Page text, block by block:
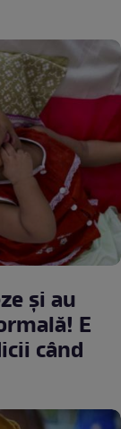
şi au
E
când